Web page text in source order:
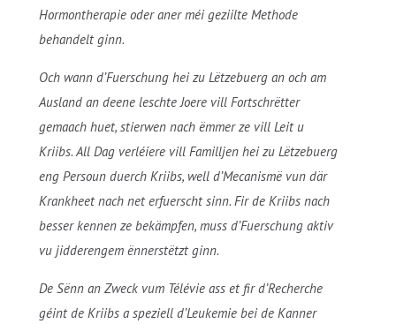
Hormontherapie oder aner méi geziilte Methode
behandelt ginn.
Och wann d’Fuerschung hei zu Lëtzebuerg an och am
Ausland an deene leschte Joere vill Fortschrëtter
gemaach huet, stierwen nach ëmmer ze vill Leit u
Kriibs. All Dag verléiere vill Familljen hei zu Lëtzebuerg
eng Persoun duerch Kriibs, well d’Mecanismë vun där
Krankheet nach net erfuerscht sinn. Fir de Kriibs nach
besser kennen ze bekämpfen, muss d’Fuerschung aktiv
vu jidderengem ënnerstëtzt ginn.
De Sënn an Zweck vum Télévie ass et fir d’Recherche
géint de Kriibs a speziell d’Leukemie bei de Kanner